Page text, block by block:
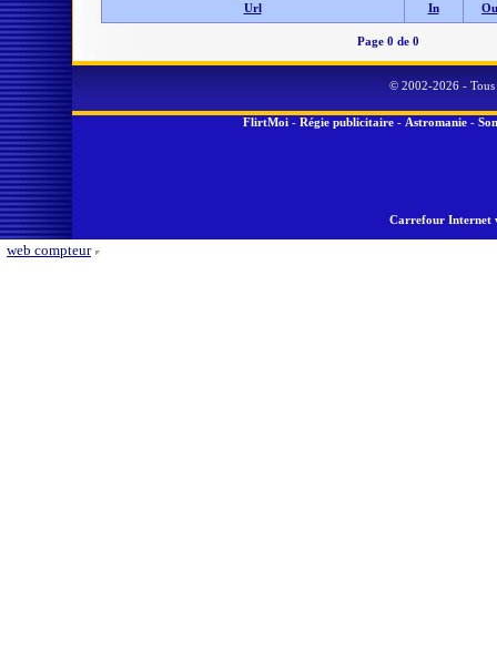
Url In
Page 0 de 0
© 2002-2026 - Tous
FlirtMoi - Régie publicitaire - Astromanie -
Carrefour Internet
web compteur